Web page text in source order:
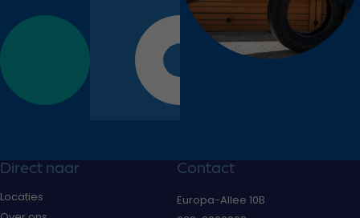
Direct naar
Locaties
Contact
Europa-Allee 10B